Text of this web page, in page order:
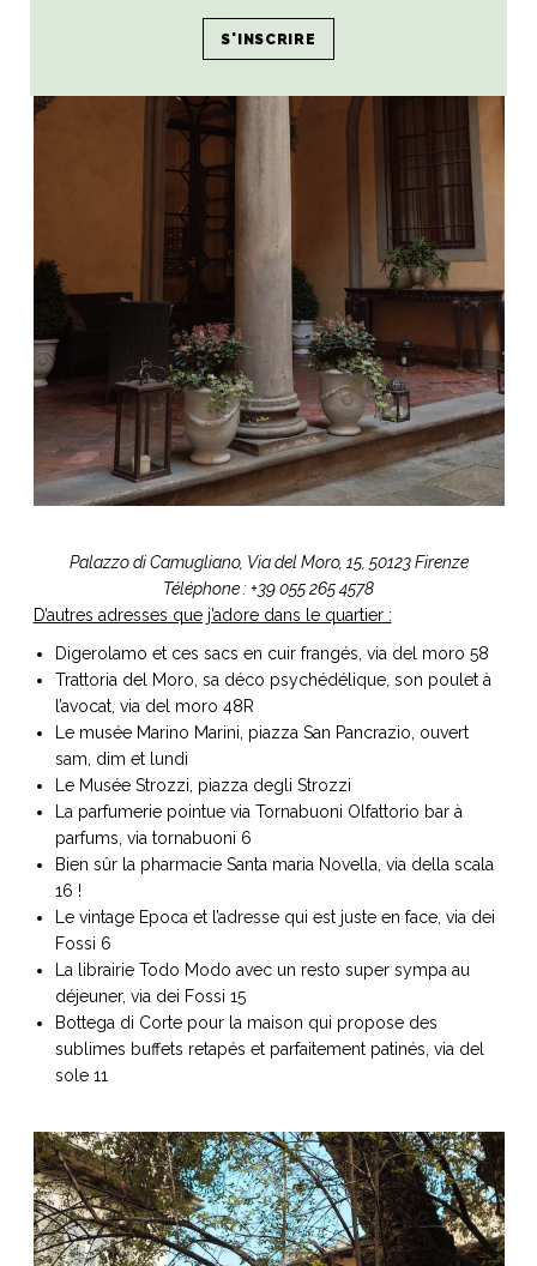
Palazzo di Camugliano, Via del Moro, 15, 50123 Firenze
Téléphone : +39 055 265 4578
D’autres adresses que j’adore dans le quartier :
Digerolamo et ces sacs en cuir frangés, via del moro 58
Trattoria del Moro, sa déco psychédélique, son poulet à
l’avocat, via del moro 48R
Le musée Marino Marini, piazza San Pancrazio, ouvert
sam, dim et lundi
Le Musée Strozzi, piazza degli Strozzi
La parfumerie pointue via Tornabuoni Olfattorio bar à
parfums, via tornabuoni 6
Bien sûr la pharmacie Santa maria Novella, via della scala
16 !
Le vintage Epoca et l’adresse qui est juste en face, via dei
Fossi 6
La librairie Todo Modo avec un resto super sympa au
déjeuner, via dei Fossi 15
Bottega di Corte pour la maison qui propose des
sublimes buffets retapés et parfaitement patinés, via del
sole 11